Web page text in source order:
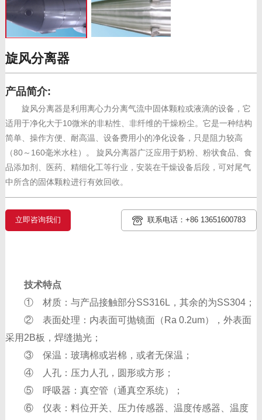
旋风分离器
产品简介:
旋风分离器是利用离心力分离气流中固体颗粒或液滴的设备，它
适用于净化大于10微米的非粘性、非纤维的干燥粉尘。它是一种结构
简单、操作方便、耐高温、设备费用小的净化设备，只是阻力较高
（80～160毫米水柱）。 旋风分离器广泛应用于奶粉、粉状食品、食
品添加剂、医药、精细化工等行业，安装在干燥设备后段，可对尾气
中所含的固体颗粒进行有效回收。
立即咨询我们 联系电话：+86 13651600783
技术特点
① 材质：与产品接触部分SS316L，其余的为SS304；
② 表面处理：内表面可抛镜面（Ra 0.2um），外表面
采用2B板，焊缝抛光；
③ 保温：玻璃棉或岩棉，或者无保温；
④ 人孔：压力人孔，圆形或方形；
⑤ 呼吸器：真空管（通真空系统）；
⑥ 仪表：料位开关、压力传感器、温度传感器、温度